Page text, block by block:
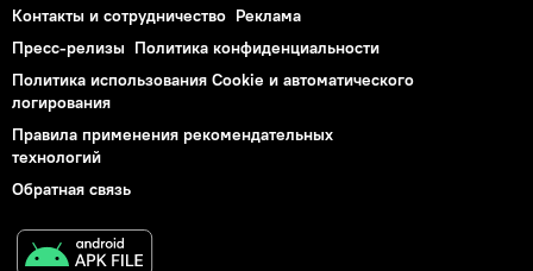
Контакты и сотрудничество Реклама
Пресс-релизы Политика конфиденциальности
Политика использования Cookie и автоматического
логирования
Правила применения рекомендательных
технологий
Обратная связь